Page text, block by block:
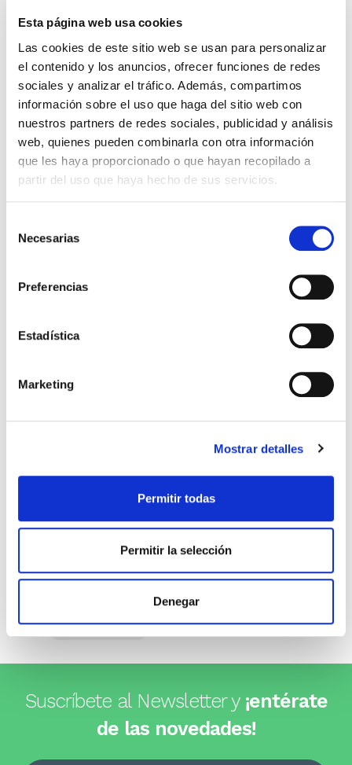
Esta página web usa cookies
Las cookies de este sitio web se usan para personalizar
el contenido y los anuncios, ofrecer funciones de redes
sociales y analizar el tráfico. Además, compartimos
información sobre el uso que haga del sitio web con
nuestros partners de redes sociales, publicidad y análisis
web, quienes pueden combinarla con otra información
que les haya proporcionado o que hayan recopilado a
partir del uso que haya hecho de sus servicios.
Necesarias
Preferencias
Estadística
Marketing
Mostrar detalles
Permitir todas
Permitir la selección
Denegar
Otros títulos del autor
El diario de Álex 3: ¡Álex,
Miguel Ángel Gómez & Pedro
9,49€
Gente Común Perdidos y
Comprar
Opiniones de clientes
0
0 opiniones
Escribe tu opinión
Suscríbete al Newsletter y ¡entérate
de las novedades!